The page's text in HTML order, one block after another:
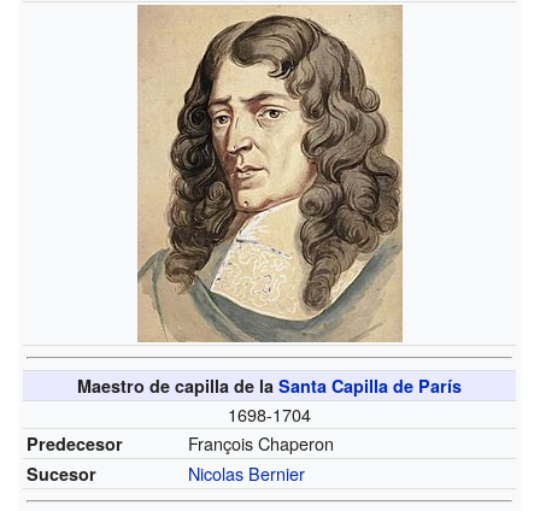
Maestro de capilla de laSanta Capilla de París
1698-1704
Predecesor François Chaperon
Sucesor Nicolas Bernier